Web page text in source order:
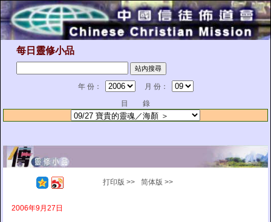
每日靈修小品
年 份：
月 份：
目 錄
打印版 >> 简体版 >>
2006年9月27日